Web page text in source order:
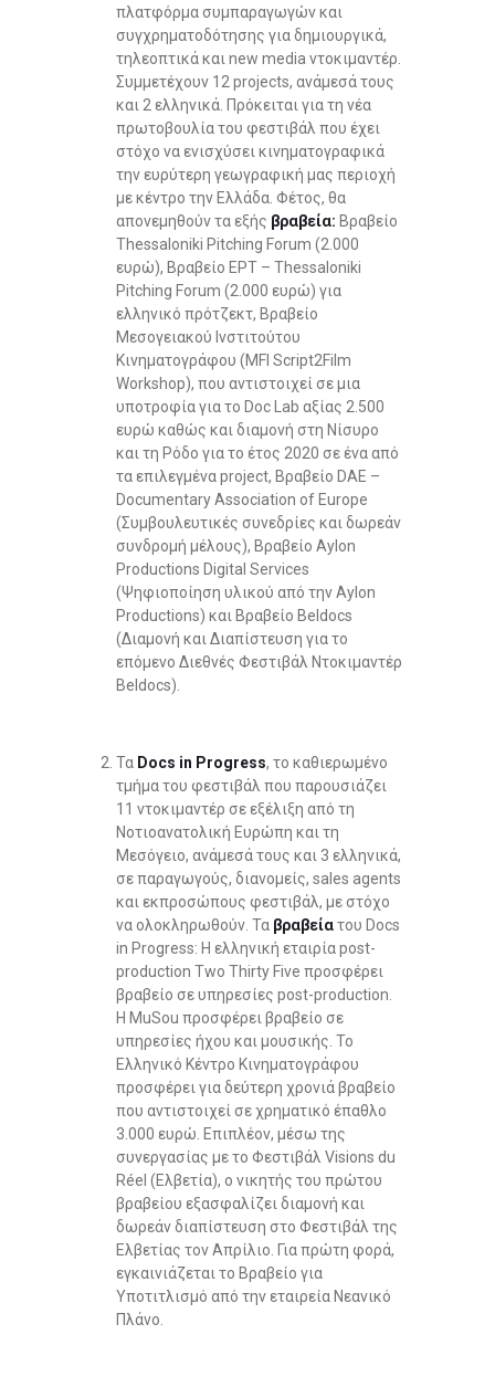
πλατφόρμα συμπαραγωγών και
συγχρηματοδότησης για δημιουργικά,
τηλεοπτικά και new media ντοκιμαντέρ.
Συμμετέχουν 12 projects, ανάμεσά τους
και 2 ελληνικά. Πρόκειται για τη νέα
πρωτοβουλία του φεστιβάλ που έχει
στόχο να ενισχύσει κινηματογραφικά
την ευρύτερη γεωγραφική μας περιοχή
με κέντρο την Ελλάδα. Φέτος, θα
απονεμηθούν τα εξής βραβεία: Βραβείο
Thessaloniki Pitching Forum (2.000
ευρώ), Βραβείο ΕΡΤ – Thessaloniki
Pitching Forum (2.000 ευρώ) για
ελληνικό πρότζεκτ, Βραβείο
Μεσογειακού Ινστιτούτου
Κινηματογράφου (MFI Script2Film
Workshop), που αντιστοιχεί σε μια
υποτροφία για το Doc Lab αξίας 2.500
ευρώ καθώς και διαμονή στη Νίσυρο
και τη Ρόδο για το έτος 2020 σε ένα από
τα επιλεγμένα project, Βραβείο DAE –
Documentary Association of Europe
(Συμβουλευτικές συνεδρίες και δωρεάν
συνδρομή μέλους), Βραβείο Aylon
Productions Digital Services
(Ψηφιοποίηση υλικού από την Aylon
Productions) και Βραβείο Beldocs
(Διαμονή και Διαπίστευση για το
επόμενο Διεθνές Φεστιβάλ Ντοκιμαντέρ
Beldocs).
Τα Docs in Progress, το καθιερωμένο
τμήμα του φεστιβάλ που παρουσιάζει
11 ντοκιμαντέρ σε εξέλιξη από τη
Νοτιοανατολική Ευρώπη και τη
Μεσόγειο, ανάμεσά τους και 3 ελληνικά,
σε παραγωγούς, διανομείς, sales agents
και εκπροσώπους φεστιβάλ, με στόχο
να ολοκληρωθούν. Τα βραβείατου Docs
in Progress: Η ελληνική εταιρία post-
production Two Thirty Five προσφέρει
βραβείο σε υπηρεσίες post-production.
Η MuSou προσφέρει βραβείο σε
υπηρεσίες ήχου και μουσικής. Το
Ελληνικό Κέντρο Κινηματογράφου
προσφέρει για δεύτερη χρονιά βραβείο
που αντιστοιχεί σε χρηματικό έπαθλο
3.000 ευρώ. Επιπλέον, μέσω της
συνεργασίας με το Φεστιβάλ Visions du
Réel (Ελβετία), ο νικητής του πρώτου
βραβείου εξασφαλίζει διαμονή και
δωρεάν διαπίστευση στο Φεστιβάλ της
Ελβετίας τον Απρίλιο. Για πρώτη φορά,
εγκαινιάζεται το Βραβείο για
Υποτιτλισμό από την εταιρεία Νεανικό
Πλάνο.